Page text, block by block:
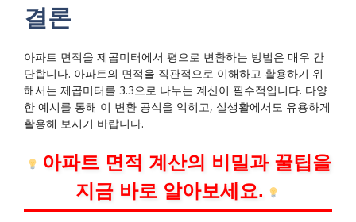
결론
아파트 면적을 제곱미터에서 평으로 변환하는 방법은 매우 간
단합니다. 아파트의 면적을 직관적으로 이해하고 활용하기 위
해서는 제곱미터를 3.3으로 나누는 계산이 필수적입니다. 다양
한 예시를 통해 이 변환 공식을 익히고, 실생활에서도 유용하게
활용해 보시기 바랍니다.
아파트 면적 계산의 비밀과 꿀팁을
지금 바로 알아보세요.